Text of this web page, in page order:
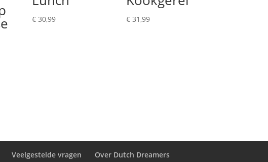
€ 30,99 € 31,99
Veelgestelde vragen Over Dutch Dreamers